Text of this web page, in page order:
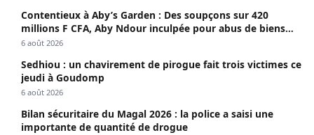
Contentieux à Aby’s Garden : Des soupçons sur 420
millions F CFA, Aby Ndour inculpée pour abus de biens
sociaux
6 août 2026
Sedhiou : un chavirement de pirogue fait trois victimes ce
jeudi à Goudomp
6 août 2026
Bilan sécuritaire du Magal 2026 : la police a saisi une
importante de quantité de drogue